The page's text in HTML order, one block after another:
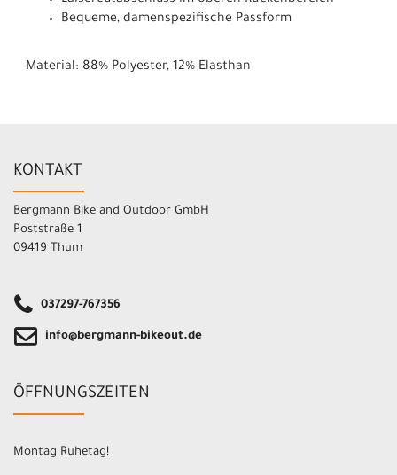
Bequeme, damenspezifische Passform
Material: 88% Polyester, 12% Elasthan
KONTAKT
Bergmann Bike and Outdoor GmbH
Poststraße 1
09419 Thum
037297-767356
info@bergmann-bikeout.de
ÖFFNUNGSZEITEN
Montag Ruhetag!